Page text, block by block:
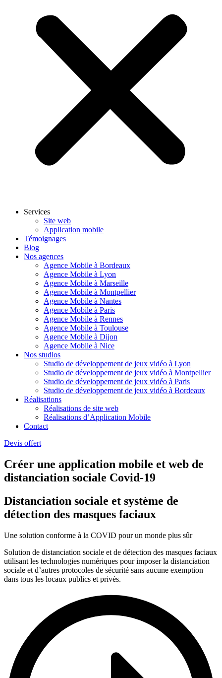
Services
Site web
Application mobile
Témoignages
Blog
Nos agences
Agence Mobile à Bordeaux
Agence Mobile à Lyon
Agence Mobile à Marseille
Agence Mobile à Montpellier
Agence Mobile à Nantes
Agence Mobile à Paris
Agence Mobile à Rennes
Agence Mobile à Toulouse
Agence Mobile à Dijon
Agence Mobile à Nice
Nos studios
Studio de développement de jeux vidéo à Lyon
Studio de développement de jeux vidéo à Montpellier
Studio de développement de jeux vidéo à Paris
Studio de développement de jeux vidéo à Bordeaux
Réalisations
Réalisations de site web
Réalisations d’Application Mobile
Contact
Devis offert
Créer une application mobile et web de
distanciation sociale Covid-19
Distanciation sociale et système de
détection des masques faciaux
Une solution conforme à la COVID pour un monde plus sûr
Solution de distanciation sociale et de détection des masques faciaux
utilisant les technologies numériques pour imposer la distanciation
sociale et d’autres protocoles de sécurité sans aucune exemption
dans tous les locaux publics et privés.